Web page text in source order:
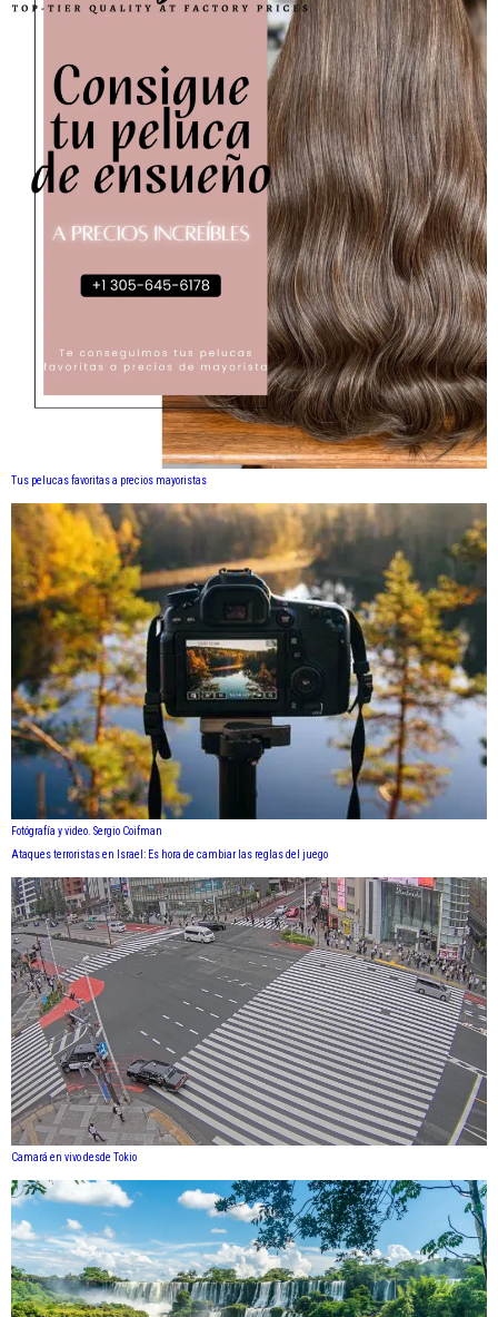
Tus pelucas favoritas a precios mayoristas
Fotógrafía y video. Sergio Coifman
Ataques terroristas en Israel: Es hora de cambiar las reglas del juego
Camará en vivo desde Tokio